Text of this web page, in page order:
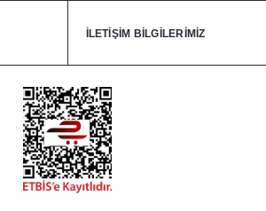
İLETİŞİM BİLGİLERİMİZ